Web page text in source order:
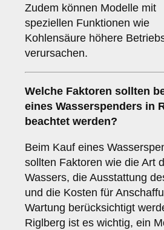
Zudem können Modelle mit
speziellen Funktionen wie
Kohlensäure höhere
verursachen.
Welche Faktoren sollten
eines Wasserspenders in
beachtet werden?
Beim Kauf eines
sollten Faktoren wie die Art
Wassers, die Ausstattung
und die Kosten für
Wartung berücksichtigt
Riglberg ist es wichtig, ein